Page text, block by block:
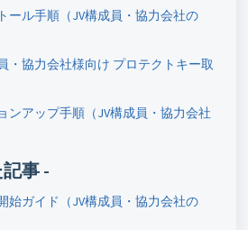
ール手順（JV構成員・協力会社の
・協力会社様向け プロテクトキー取
ンアップ手順（JV構成員・協力会社
事 -
始ガイド（JV構成員・協力会社の